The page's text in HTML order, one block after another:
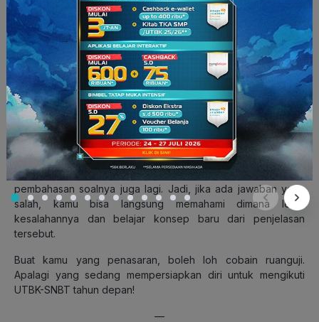
Pengalaman Evan Menggunakan
ruanguji
Nah, kalo kamu bertanya tips yang Evan lakukan supaya jago
Matematika, pasti ini salah satunya. Belajar Matematika, pasti
nggak akan lengkap tanpa latihan soal. Yaaa… buat apa kita
hafal segala rumus, tapi nggak pernah latihan. Pasti hasilnya
bakal zonk!
Evan menggunakan fiturruangujidari Ruangguru untuk
membantunya berlatih soal. Di ruanguji, soal-soalnya sangat
lengkap, mulai dari level LOTS hingga HOTS. Ada
pembahasan soalnya juga lagi. Jadi, jika ada jawaban yang
salah, kamu bisa langsung memahami dimana letak
kesalahannya dan belajar konsep baru dari penjelasan
tersebut.
Buat kamu yang penasaran, boleh loh cobain ruanguji.
Apalagi yang sedang mempersiapkan diri untuk mengikuti
UTBK-SNBT tahun depan!
—